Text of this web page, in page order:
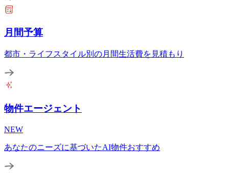
月間予算
都市・ライフスタイル別の月間生活費を見積もり
物件エージェント
NEW
あなたのニーズに基づいたAI物件おすすめ